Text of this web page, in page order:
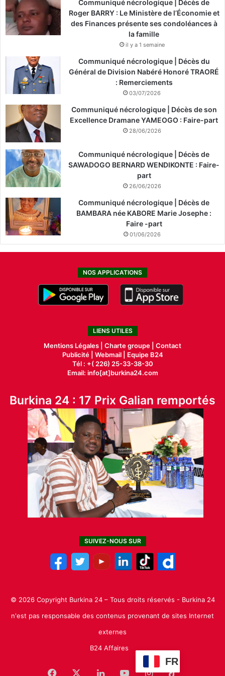
Communiqué nécrologique | Décès de
Roger BARRY : Le Ministère de l’Économie et
des Finances présente ses condoléances à
la famille
il y a 1 semaine
Communiqué nécrologique | Décès du
Général de Division Nabéré Honoré TRAORÉ
: Remerciements
03/07/2026
Communiqué nécrologique | Décès de son
Excellence Dramane YAMEOGO : Faire-part
28/06/2026
Communiqué nécrologique | Décès de
SAWADOGO BERNARD WENDIKONTE : Faire-
part
26/06/2026
Communiqué nécrologique | Décès de
BAMBARA née KABORE Marie Josephe :
Faire -part
01/06/2026
NOS APPLICATIONS
LIENS UTILES
Mentions Légales | Charte groupe | Contact
Publicité| Webmail |
Equipe B24
Tél : +( 226) 25-33-38-30
Email: info[at]burkina24.com
Burkina 24 : 17 Prix Galian remportés
SUIVEZ-NOUS SUR
© 2026 Copyright Burkina 24 – Tous droits réservés - Burkina 24
n'est pas responsable des contenus provenant de sites Internet
externes
B24 Affaires
FR
Facebook LinkedinYouTubeInstagram
TikTok